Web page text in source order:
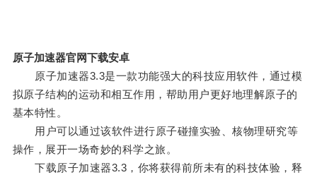
原子加速器官网下载安卓
原子加速器3.3是一款功能强大的科技应用软件，通过模
拟原子结构的运动和相互作用，帮助用户更好地理解原子的
基本特性。
用户可以通过该软件进行原子碰撞实验、核物理研究等
操作，展开一场奇妙的科学之旅。
下载原子加速器3.3，你将获得前所未有的科技体验，释